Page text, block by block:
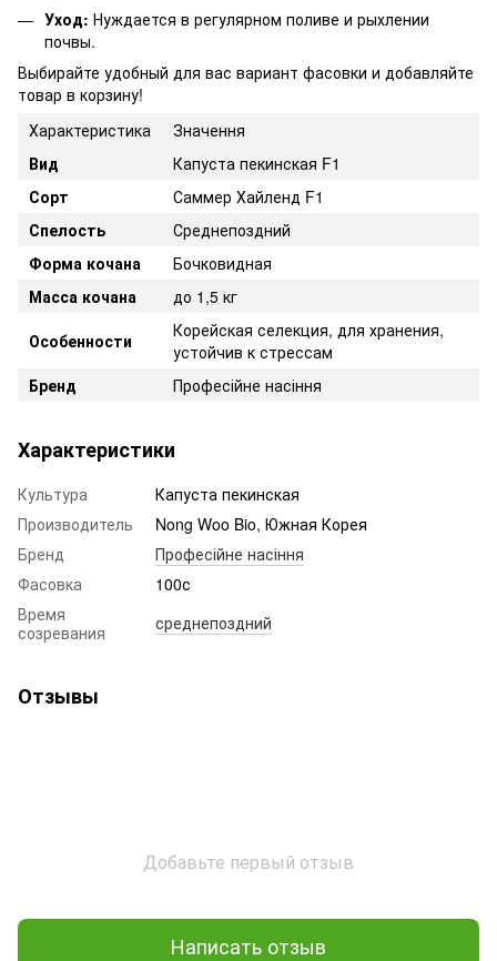
Уход: Нуждается в регулярном поливе и рыхлении
почвы.
Выбирайте удобный для вас вариант фасовки и добавляйте
товар в корзину!
Характеристика
Значення
Вид
Капуста пекинская F1
Сорт
Саммер Хайленд F1
Спелость
Среднепоздний
Форма кочана
Бочковидная
Масса кочана
до 1,5 кг
Особенности
Корейская селекция, для хранения,
устойчив к стрессам
Бренд
Професійне насіння
Характеристики
Культура
Капуста пекинская
Производитель
Nong Woo Bio, Южная Корея
Бренд
Професійне насіння
Фасовка
100с
Время
созревания
среднепоздний
Отзывы
Добавьте первый отзыв
Написать отзыв